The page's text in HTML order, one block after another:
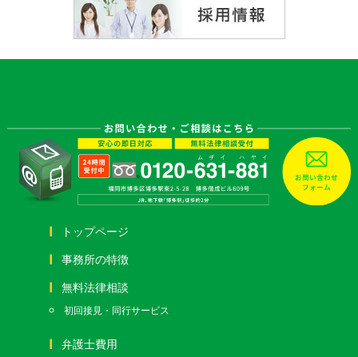
トップページ
事務所の特徴
無料法律相談
初回接見・同行サービス
弁護士費用